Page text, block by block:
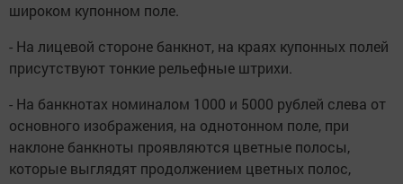
широком купонном поле.
- На лицевой стороне банкнот, на краях купонных полей
присутствуют тонкие рельефные штрихи.
- На банкнотах номиналом 1000 и 5000 рублей слева от
основного изображения, на однотонном поле, при
наклоне банкноты проявляются цветные полосы,
которые выглядят продолжением цветных полос,